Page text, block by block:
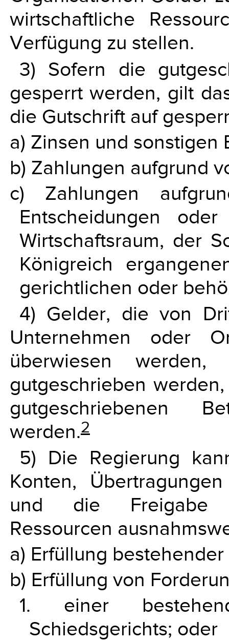
wirtschaftliche
Verfügung zu stellen.
3) Sofern die
gesperrt werden, gilt
die Gutschrift auf
a) Zinsen und sonstigen
b) Zahlungen aufgrund
c) Zahlungen
Entscheidungen
Wirtschaftsraum, der
Königreich
gerichtlichen oder
4) Gelder, die von
Unternehmen oder
überwiesen
gutgeschrieben
gutgeschriebenen
werden.2
5) Die Regierung
Konten,
und die Freigabe
Ressourcen
a) Erfüllung
b) Erfüllung von
1. einer
Schiedsgerichts; oder